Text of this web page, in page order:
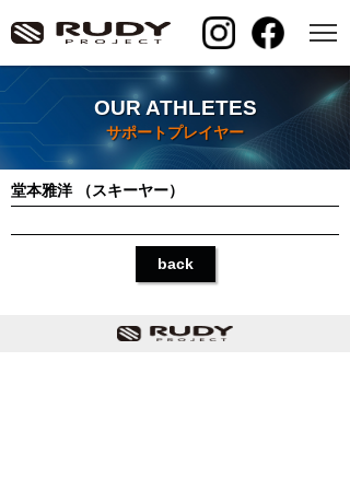
OUR ATHLETES
サポートプレイヤー
堂本雅洋 （スキーヤー）
back